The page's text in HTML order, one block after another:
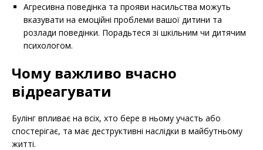
Агресивна поведінка та прояви насильства можуть
вказувати на емоційні проблеми вашої дитини та
розлади поведінки. Порадьтеся зі шкільним чи дитячим
психологом.
Чому важливо вчасно
відреагувати
Булінг впливає на всіх, хто бере в ньому участь або
спостерігає, та має деструктивні наслідки в майбутньому
житті.